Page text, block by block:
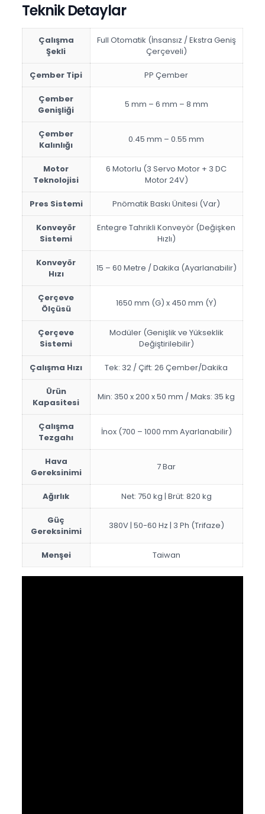
Teknik Detaylar
Çalışma
Şekli
Full Otomatik (İnsansız / Ekstra Geniş
Çerçeveli)
Çember Tipi PP Çember
Çember
Genişliği
5 mm – 6 mm – 8 mm
Çember
Kalınlığı
0.45 mm – 0.55 mm
Motor
Teknolojisi
6 Motorlu (3 Servo Motor + 3 DC
Motor 24V)
Pres Sistemi Pnömatik Baskı Ünitesi (Var)
Konveyör
Sistemi
Entegre Tahrikli Konveyör (Değişken
Hızlı)
Konveyör
Hızı
15 – 60 Metre / Dakika (Ayarlanabilir)
Çerçeve
Ölçüsü
1650 mm (G) x 450 mm (Y)
Çerçeve
Sistemi
Modüler (Genişlik ve Yükseklik
Değiştirilebilir)
Çalışma Hızı Tek: 32 / Çift: 26 Çember/Dakika
Ürün
Kapasitesi
Min: 350 x 200 x 50 mm / Maks: 35 kg
Çalışma
Tezgahı
İnox (700 – 1000 mm Ayarlanabilir)
Hava
Gereksinimi
7 Bar
Ağırlık Net: 750 kg | Brüt: 820 kg
Güç
Gereksinimi
380V | 50-60 Hz | 3 Ph (Trifaze)
Menşei Taiwan